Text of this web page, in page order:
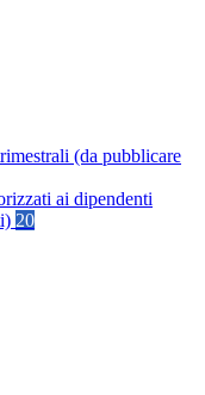
(da pubblicare
ai dipendenti
20